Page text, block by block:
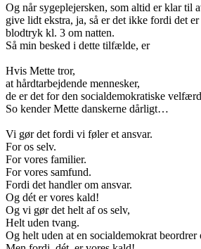
Og når sygeplejersken, som altid er klar til
give lidt ekstra, ja, så er det ikke fordi det
blodtryk kl. 3 om natten.
Så min besked i dette tilfælde, er
Hvis Mette tror,
at hårdtarbejdende mennesker,
de er det for den socialdemokratiske
So kender Mette danskerne dårligt…
Vi gør det fordi vi føler et ansvar.
For os selv.
For vores familier.
For vores samfund.
Fordi det handler om ansvar.
Og dét er vores kald!
Og vi gør det helt af os selv,
Helt uden tvang.
Og helt uden at en socialdemokrat beordrer